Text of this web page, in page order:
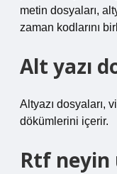
metin dosyaları,
zaman kodlarını
Alt yazı
Altyazı dosyaları,
dökümlerini içerir.
Rtf neyin